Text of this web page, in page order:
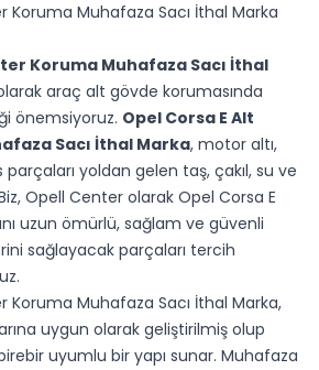
Koruma Muhafaza Sacı İthal Marka
Koruma Muhafaza Sacı İthal
araç alt gövde korumasında
önemsiyoruz. Opel Corsa E Alt
Sacı İthal Marka, motor altı,
yoldan gelen taş, çakıl, su ve
Opell Center olarak Opel Corsa E
uzun ömürlü, sağlam ve güvenli
sağlayacak parçaları tercih
Koruma Muhafaza Sacı İthal Marka,
uygun olarak geliştirilmiş olup
uyumlu bir yapı sunar. Muhafaza